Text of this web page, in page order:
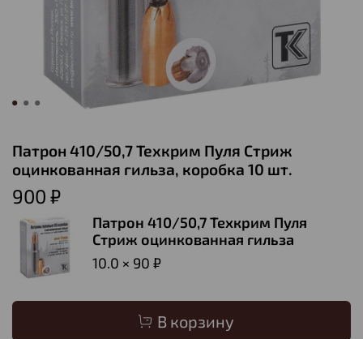
Патрон 410/50,7 Техкрим Пуля Стриж
оцинкованная гильза, коробка 10 шт.
900 ₽
Патрон 410/50,7 Техкрим Пуля
Стриж оцинкованная гильза
10.0 × 90 ₽
В корзину